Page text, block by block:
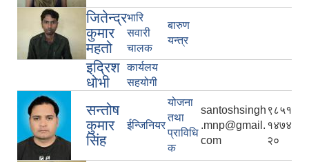
जितेन्द्र
कुमार
महतो
भारि
सवारी
चालक
बारुण
यन्त्र
इद्रिश
धोभी
कार्यलय
सहयोगी
सन्तोष
कुमार
सिंह
ईन्जिनियर
योजना
तथा
प्राविधि
क
santoshsingh
.mnp@gmail.
com
९८५१
१४७४
२०